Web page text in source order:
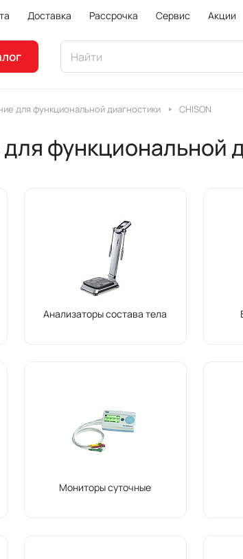
Доставка Рассрочка Сервис Акции
для функциональной диагностики CHISON
функциональной
Анализаторы состава тела
Мониторы суточные